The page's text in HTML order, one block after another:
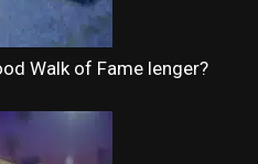
Walk of Fame lenger?